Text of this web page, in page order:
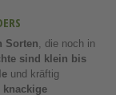
Sorten, die noch in
sind klein bis
und kräftig
knackige